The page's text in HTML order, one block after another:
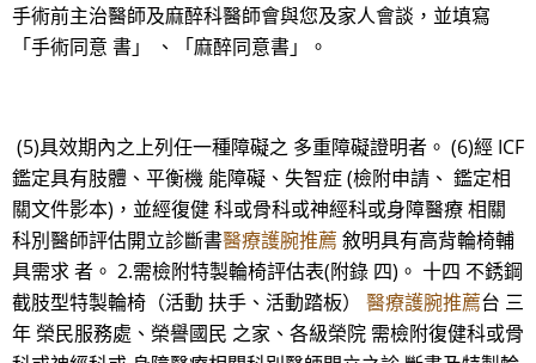
手術前主治醫師及麻醉科醫師會與您及家人會談，並填寫
「手術同意 書」 、「麻醉同意書」。
(5)具效期內之上列任一種障礙之 多重障礙證明者。 (6)經 ICF
鑑定具有肢體、平衡機 能障礙、失智症 (檢附申請、 鑑定相
關文件影本)，並經復健 科或骨科或神經科或身障醫療 相關
科別醫師評估開立診斷書醫療護腕推薦 敘明具有高背輪椅輔
具需求 者。 2.需檢附特製輪椅評估表(附錄 四)。 十四 不銹鋼
截肢型特製輪椅（活動 扶手、活動踏板） 醫療護腕推薦台 三
年 榮民服務處、榮譽國民 之家、各級榮院 需檢附復健科或骨